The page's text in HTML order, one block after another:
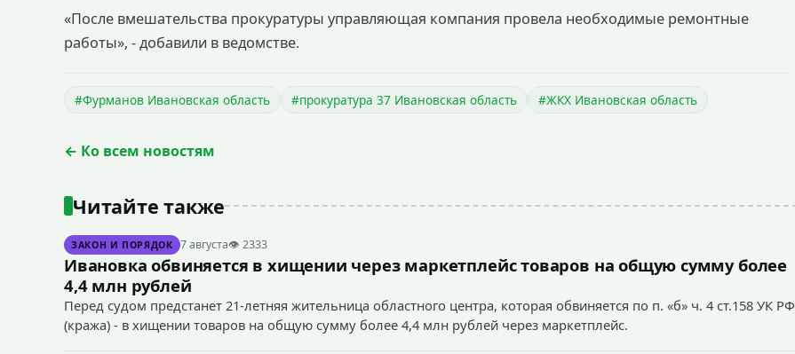
«После вмешательства прокуратуры управляющая компания провела необходимые ремонтные
работы», - добавили в ведомстве.
#Фурманов Ивановская область #прокуратура 37 Ивановская область #ЖКХ Ивановская область
← Ко всем новостям
Читайте также
ЗАКОН И ПОРЯДОК 7 августа👁 2333
Ивановка обвиняется в хищении через маркетплейс товаров на общую сумму более
4,4 млн рублей
Перед судом предстанет 21-летняя жительница областного центра, которая обвиняется по п. «б» ч. 4 ст.158 УК РФ
(кража) - в хищении товаров на общую сумму более 4,4 млн рублей через маркетплейс.